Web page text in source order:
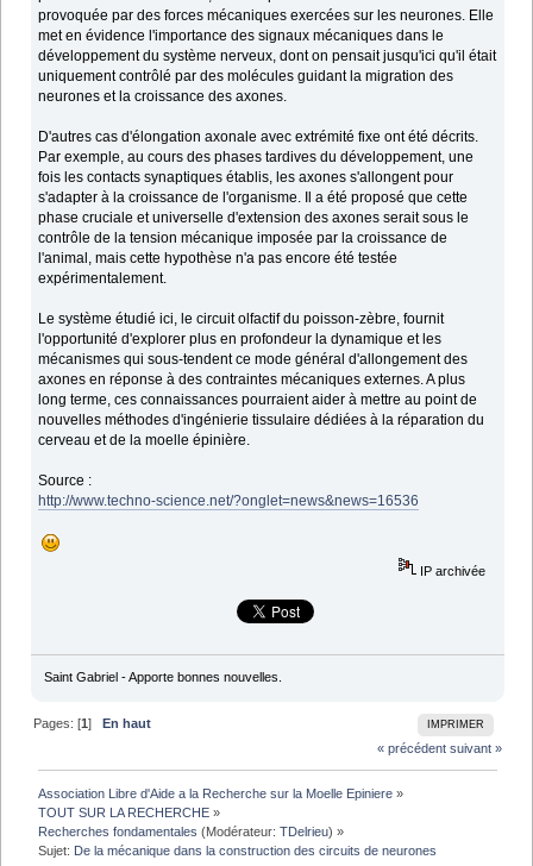
provoquée par des forces mécaniques exercées sur les neurones. Elle
met en évidence l'importance des signaux mécaniques dans le
développement du système nerveux, dont on pensait jusqu'ici qu'il était
uniquement contrôlé par des molécules guidant la migration des
neurones et la croissance des axones.
D'autres cas d'élongation axonale avec extrémité fixe ont été décrits.
Par exemple, au cours des phases tardives du développement, une
fois les contacts synaptiques établis, les axones s'allongent pour
s'adapter à la croissance de l'organisme. Il a été proposé que cette
phase cruciale et universelle d'extension des axones serait sous le
contrôle de la tension mécanique imposée par la croissance de
l'animal, mais cette hypothèse n'a pas encore été testée
expérimentalement.
Le système étudié ici, le circuit olfactif du poisson-zèbre, fournit
l'opportunité d'explorer plus en profondeur la dynamique et les
mécanismes qui sous-tendent ce mode général d'allongement des
axones en réponse à des contraintes mécaniques externes. A plus
long terme, ces connaissances pourraient aider à mettre au point de
nouvelles méthodes d'ingénierie tissulaire dédiées à la réparation du
cerveau et de la moelle épinière.
Source :
http://www.techno-science.net/?onglet=news&news=16536
IP archivée
Saint Gabriel - Apporte bonnes nouvelles.
IMPRIMER
Pages: [1]En haut
« précédent suivant »
Association Libre d'Aide a la Recherche sur la Moelle Epiniere »
TOUT SUR LA RECHERCHE »
Recherches fondamentales (Modérateur:TDelrieu) »
Sujet: De la mécanique dans la construction des circuits de neurones